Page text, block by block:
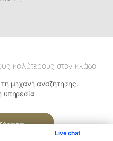
Live chat
καλύτερους στον κλάδο
μηχανή αναζήτησης.
υπηρεσία